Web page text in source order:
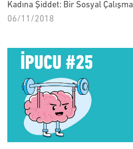
Kadına Şiddet: Bir Sosyal Çalışma
06/11/2018